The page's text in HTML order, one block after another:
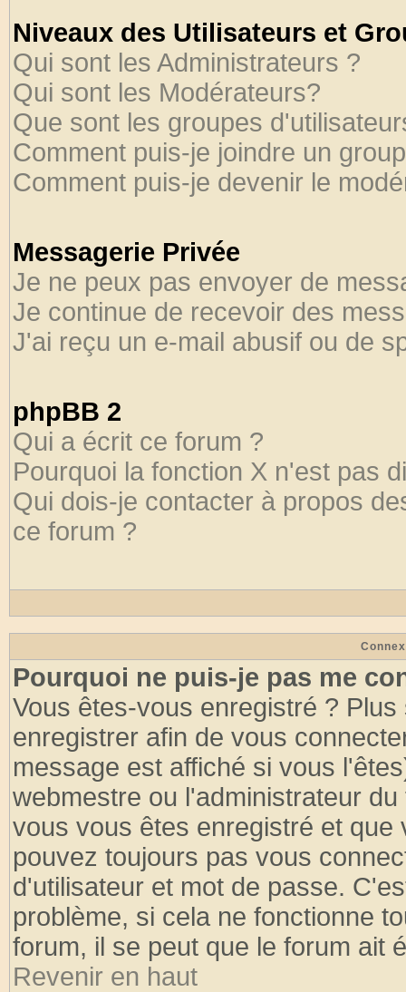
Niveaux des Utilisateurs et
Qui sont les Administrateurs ?
Qui sont les Modérateurs?
Que sont les groupes
Comment puis-je joindre un
Comment puis-je devenir le
Messagerie Privée
Je ne peux pas envoyer de
Je continue de recevoir des
J'ai reçu un e-mail abusif ou de
phpBB 2
Qui a écrit ce forum ?
Pourquoi la fonction X n'est pas
Qui dois-je contacter à propos
ce forum ?
Pourquoi ne puis-je pas me
Vous êtes-vous enregistré ?
enregistrer afin de vous
message est affiché si vous
webmestre ou l'administrateur
vous vous êtes enregistré et
pouvez toujours pas vous
d'utilisateur et mot de passe.
problème, si cela ne fonctionne
forum, il se peut que le forum ait
Revenir en haut